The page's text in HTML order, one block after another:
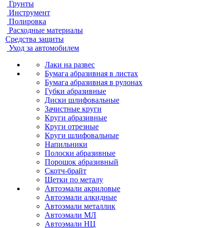
Грунты
Инструмент
Полировка
Расходные материалы
Средства защиты
Уход за автомобилем
Лаки на развес
Бумага абразивная в листах
Бумага абразивная в рулонах
Губки абразивные
Диски шлифовальные
Зачистные круги
Круги абразивные
Круги отрезные
Круги шлифовальные
Напильники
Полоски абразивные
Порошок абразивный
Скотч-брайт
Щетки по металу
Автоэмали акриловые
Автоэмали алкидные
Автоэмали металлик
Автоэмали МЛ
Автоэмали НЦ